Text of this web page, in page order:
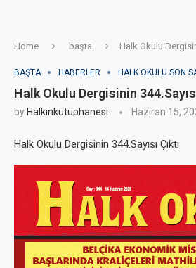
Home başta Halk Okulu
BAŞTA HABERLER HALK OKULU SON
Halk Okulu Dergisinin
by Halkinkutuphanesi Haziran 15,
Halk Okulu Dergisinin 344.Sayısı Çıktı